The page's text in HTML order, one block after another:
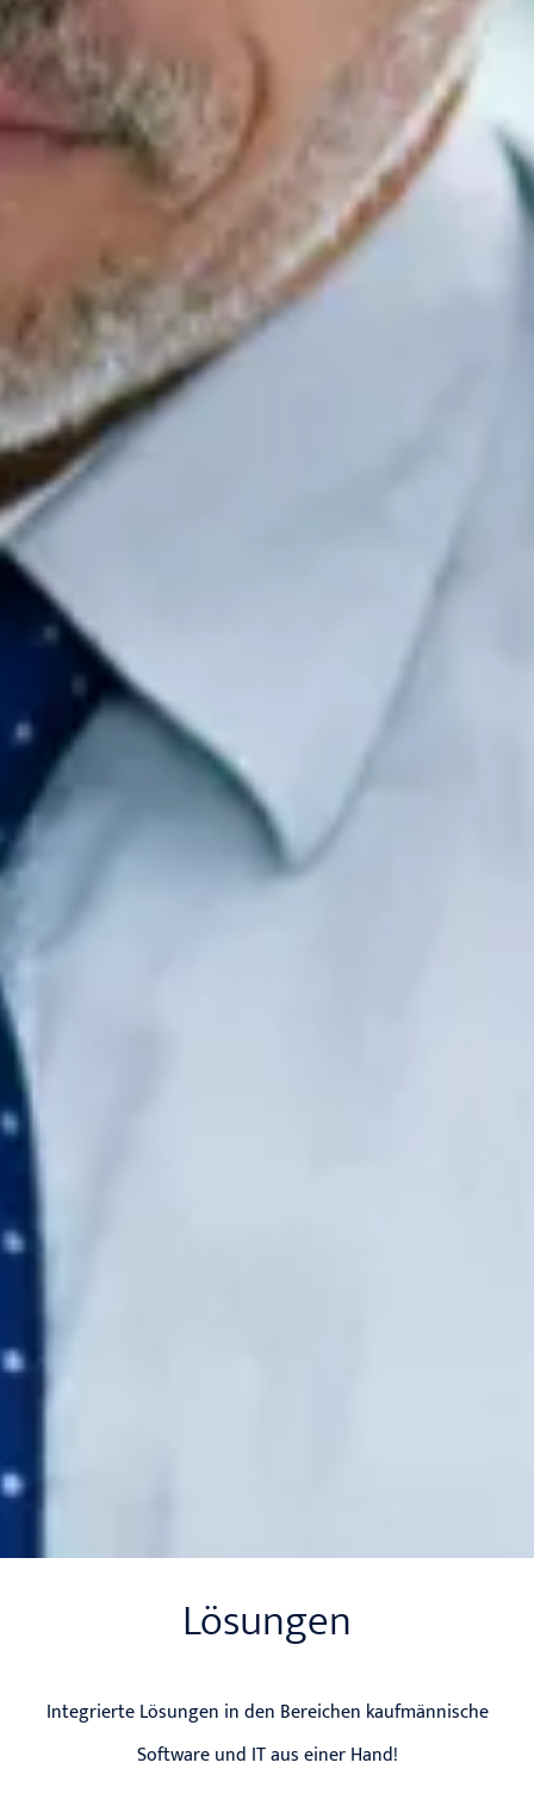
Lösungen
Integrierte Lösungen in den Bereichen kaufmännische
Software und IT aus einer Hand!